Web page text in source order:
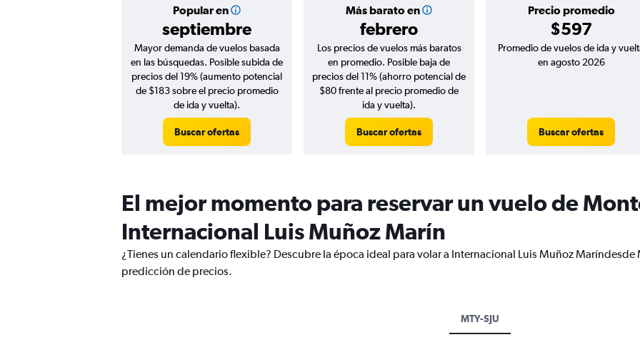
Popular en
septiembre
Más barato en
febrero
Precio promedio
$597
Mayor demanda de vuelos basada
en las búsquedas. Posible subida de
precios del 19% (aumento potencial
de $183 sobre el precio promedio
de ida y vuelta).
Buscar ofertas
Los precios de vuelos más baratos
en promedio. Posible baja de
precios del 11% (ahorro potencial de
$80 frente al precio promedio de
ida y vuelta).
Buscar ofertas
Promedio de vuelos de ida y
en agosto 2026
Buscar ofertas
El mejor momento para reservar un vuelo de
Internacional Luis Muñoz Marín
¿Tienes un calendario flexible? Descubre la época ideal para volar a Internacional Luis Muñoz
predicción de precios.
MTY-SJU